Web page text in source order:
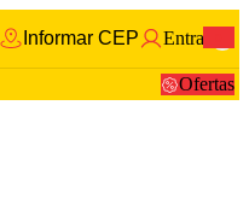
Informar CEP Entrar
Ofertas